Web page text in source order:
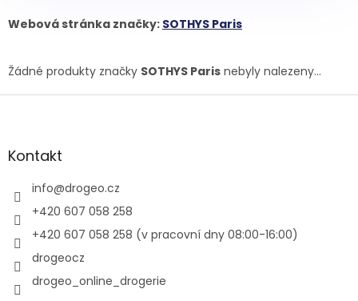
Webová stránka značky: SOTHYS Paris
Žádné produkty značky SOTHYS Paris nebyly nalezeny...
Z
aKontakt
info@drogeo.cz
+420 607 058 258
+420 607 058 258 (v pracovní dny 08:00-16:00)
drogeocz
drogeo_online_drogerie